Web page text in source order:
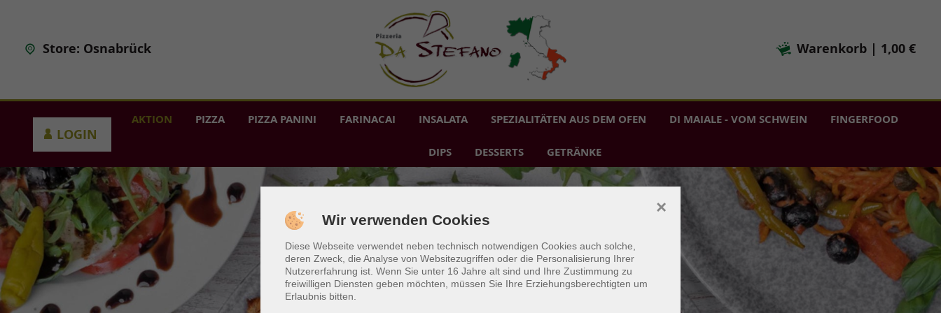
Wir verwenden Cookies
Diese Webseite verwendet neben technisch notwendigen Cookies auch solche,
deren Zweck, die Analyse von Websitezugriffen oder die Personalisierung Ihrer
Nutzererfahrung ist. Wenn Sie unter 16 Jahre alt sind und Ihre Zustimmung zu
freiwilligen Diensten geben möchten, müssen Sie Ihre Erziehungsberechtigten um
Erlaubnis bitten.
×
Store: Osnabrück Warenkorb | 1,00 €
LOGIN
AKTION PIZZA PIZZA PANINI FARINACAI INSALATA SPEZIALITÄTEN AUS DEM OFEN DI MAIALE - VOM SCHWEIN FINGERFOOD
DIPS DESSERTS GETRÄNKE